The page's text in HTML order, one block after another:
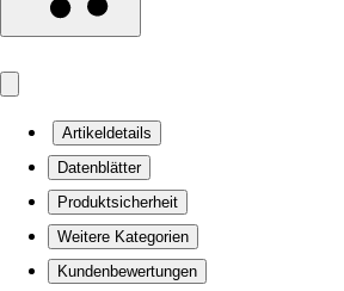
Artikeldetails
Datenblätter
Produktsicherheit
Weitere Kategorien
Kundenbewertungen